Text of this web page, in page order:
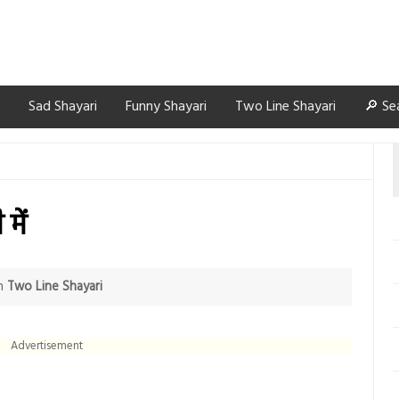
Sad Shayari Funny Shayari Two Line Shayari 🔎
में
Two Line Shayari
Advertisement